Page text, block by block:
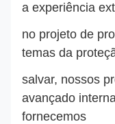
a experiência
no projeto de
temas da
salvar, nossos
avançado
fornecemos